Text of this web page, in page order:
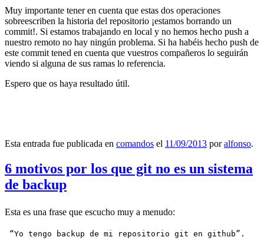
Muy importante tener en cuenta que estas dos operaciones
sobreescriben la historia del repositorio ¡estamos borrando un
commit!. Si estamos trabajando en local y no hemos hecho push a
nuestro remoto no hay ningún problema. Si ha habéis hecho push de
este commit tened en cuenta que vuestros compañeros lo seguirán
viendo si alguna de sus ramas lo referencia.
Espero que os haya resultado útil.
Esta entrada fue publicada en comandos el 11/09/2013 poralfonso.
6 motivos por los que git no es un sistema
de backup
Esta es una frase que escucho muy a menudo:
“Yo tengo backup de mi repositorio git en github”.